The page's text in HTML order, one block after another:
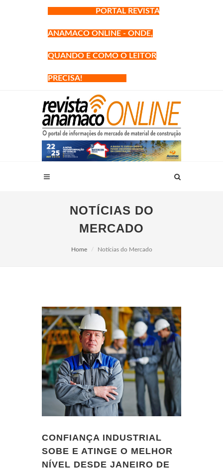
PORTAL REVISTA
ANAMACO ONLINE - ONDE,
QUANDO E COMO O LEITOR
PRECISA!
NOTÍCIAS DO
MERCADO
Home Notícias do Mercado
CONFIANÇA INDUSTRIAL
SOBE E ATINGE O MELHOR
NÍVEL DESDE JANEIRO DE